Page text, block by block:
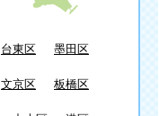
台東区 墨田区
文京区 板橋区